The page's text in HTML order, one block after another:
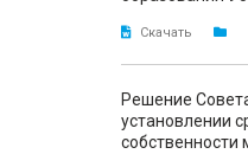
Скачать
Решение
установлении
собственности